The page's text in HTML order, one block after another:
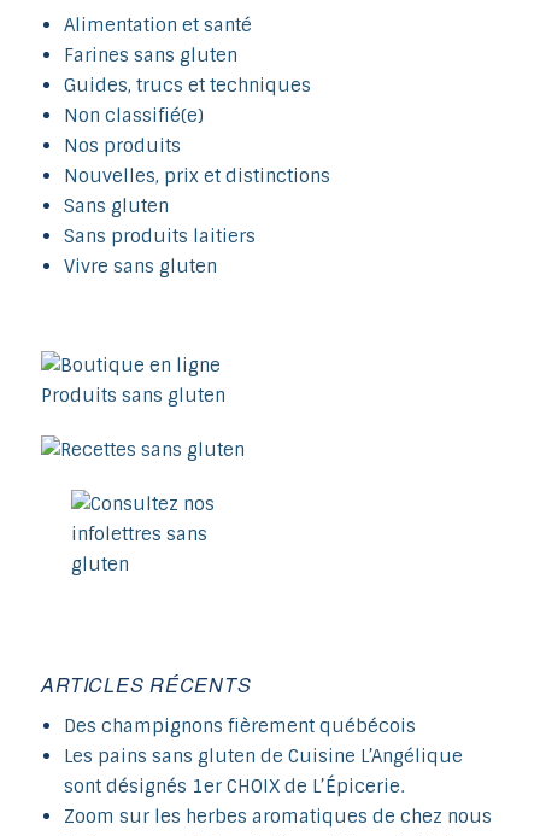
Alimentation et santé
Farines sans gluten
Guides, trucs et techniques
Non classifié(e)
Nos produits
Nouvelles, prix et distinctions
Sans gluten
Sans produits laitiers
Vivre sans gluten
ARTICLES RÉCENTS
Des champignons fièrement québécois
Les pains sans gluten de Cuisine L’Angélique
sont désignés 1er CHOIX de L’Épicerie.
Zoom sur les herbes aromatiques de chez nous